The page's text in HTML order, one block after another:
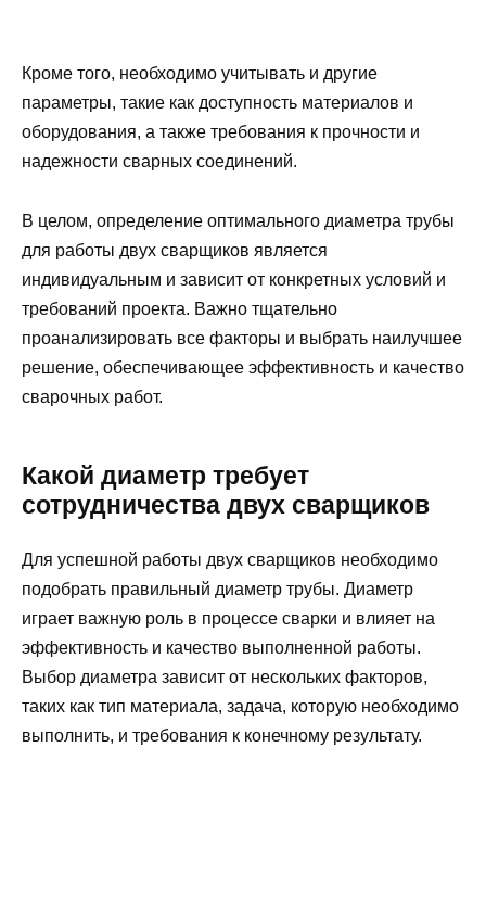
Кроме того, необходимо учитывать и другие
параметры, такие как доступность материалов и
оборудования, а также требования к прочности и
надежности сварных соединений.
В целом, определение оптимального диаметра трубы
для работы двух сварщиков является
индивидуальным и зависит от конкретных условий и
требований проекта. Важно тщательно
проанализировать все факторы и выбрать наилучшее
решение, обеспечивающее эффективность и качество
сварочных работ.
Какой диаметр требует
сотрудничества двух сварщиков
Для успешной работы двух сварщиков необходимо
подобрать правильный диаметр трубы. Диаметр
играет важную роль в процессе сварки и влияет на
эффективность и качество выполненной работы.
Выбор диаметра зависит от нескольких факторов,
таких как тип материала, задача, которую необходимо
выполнить, и требования к конечному результату.